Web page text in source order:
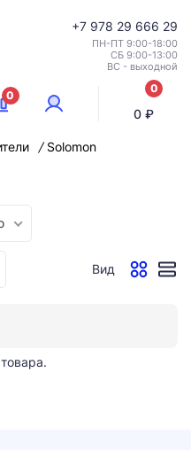
+7 978 29 666 29
ПН-ПТ 9:00-18:00
СБ 9:00-13:00
ВС - выходной
0
0
позиций
0 ₽
Solomon
Вид